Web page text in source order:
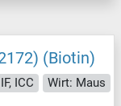
(Biotin)
ICC
Wirt: Maus